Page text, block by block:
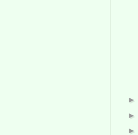
►
►
►